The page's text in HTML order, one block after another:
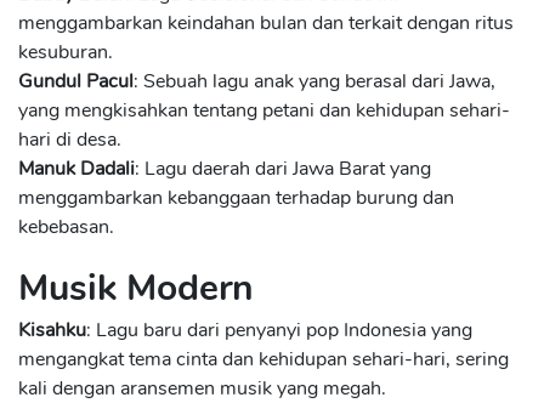
menggambarkan keindahan bulan dan terkait dengan ritus
kesuburan.
Gundul Pacul: Sebuah lagu anak yang berasal dari Jawa,
yang mengkisahkan tentang petani dan kehidupan sehari-
hari di desa.
Manuk Dadali: Lagu daerah dari Jawa Barat yang
menggambarkan kebanggaan terhadap burung dan
kebebasan.
Musik Modern
Kisahku: Lagu baru dari penyanyi pop Indonesia yang
mengangkat tema cinta dan kehidupan sehari-hari, sering
kali dengan aransemen musik yang megah.